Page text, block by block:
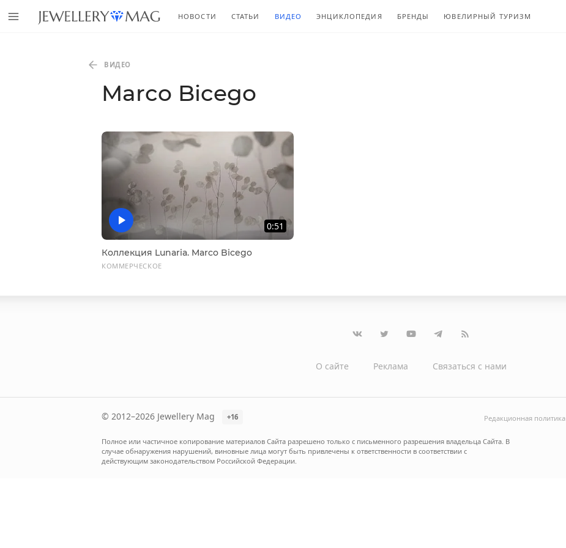
НОВОСТИ СТАТЬИ ВИДЕО ЭНЦИКЛОПЕДИЯ БРЕНДЫ ЮВЕЛИРНЫЙ ТУРИЗМ
ВИДЕО
Marco Bicego
0:51
Коллекция Lunaria. Marco Bicego
КОММЕРЧЕСКОЕ
О сайте Реклама Связаться с нами
© 2012–2026 Jewellery Mag +16 Редакционная политика
Полное или частичное копирование материалов Сайта разрешено только с письменного разрешения владельца Сайта. В
случае обнаружения нарушений, виновные лица могут быть привлечены к ответственности в соответствии с
действующим законодательством Российской Федерации.